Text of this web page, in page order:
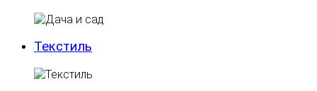
Текстиль